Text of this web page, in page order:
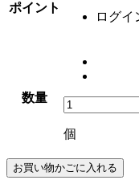
ポイント
ログイ
数量
個
お買い物かごに入れる